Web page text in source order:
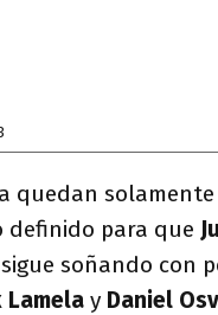
quedan
definido para que
sigue soñando con
Lamela y Daniel